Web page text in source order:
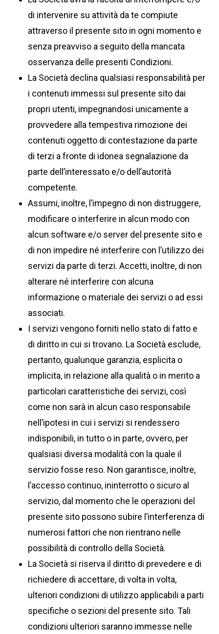
di intervenire su attività da te compiute
attraverso il presente sito in ogni momento e
senza preavviso a seguito della mancata
osservanza delle presenti Condizioni.
La Società declina qualsiasi responsabilità per
i contenuti immessi sul presente sito dai
propri utenti, impegnandosi unicamente a
provvedere alla tempestiva rimozione dei
contenuti oggetto di contestazione da parte
di terzi a fronte di idonea segnalazione da
parte dell’interessato e/o dell’autorità
competente.
Assumi, inoltre, l’impegno di non distruggere,
modificare o interferire in alcun modo con
alcun software e/o server del presente sito e
di non impedire né interferire con l’utilizzo dei
servizi da parte di terzi. Accetti, inoltre, di non
alterare né interferire con alcuna
informazione o materiale dei servizi o ad essi
associati.
I servizi vengono forniti nello stato di fatto e
di diritto in cui si trovano. La Società esclude,
pertanto, qualunque garanzia, esplicita o
implicita, in relazione alla qualità o in merito a
particolari caratteristiche dei servizi, così
come non sarà in alcun caso responsabile
nell’ipotesi in cui i servizi si rendessero
indisponibili, in tutto o in parte, ovvero, per
qualsiasi diversa modalità con la quale il
servizio fosse reso. Non garantisce, inoltre,
l’accesso continuo, ininterrotto o sicuro al
servizio, dal momento che le operazioni del
presente sito possono subire l’interferenza di
numerosi fattori che non rientrano nelle
possibilità di controllo della Società.
La Società si riserva il diritto di prevedere e di
richiedere di accettare, di volta in volta,
ulteriori condizioni di utilizzo applicabili a parti
specifiche o sezioni del presente sito. Tali
condizioni ulteriori saranno immesse nelle